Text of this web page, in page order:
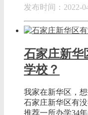
发布时间：2022-
石家庄新华
学校？
我家在新华区，
石家庄新华区有
推荐一所办学34